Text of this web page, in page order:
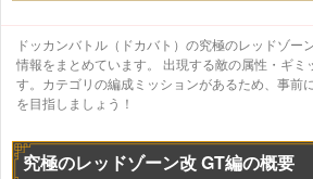
ドッカンバトル（ドカバト）の究極のレッドゾー
情報をまとめています。 出現する敵の属性・ギミ
す。カテゴリの編成ミッションがあるため、事前
を目指しましょう！
究極のレッドゾーン改 GT編の概要